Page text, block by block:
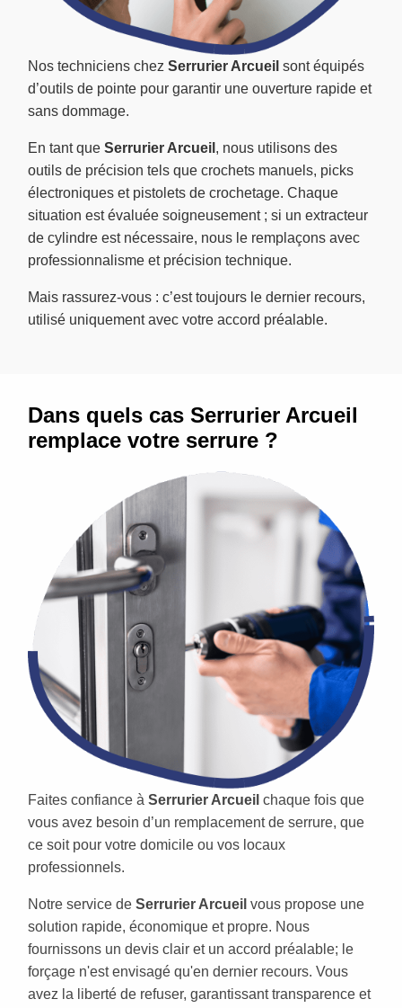
Nos techniciens chez Serrurier Arcueil sont équipés
d’outils de pointe pour garantir une ouverture rapide et
sans dommage.
En tant que Serrurier Arcueil , nous utilisons des
outils de précision tels que crochets manuels, picks
électroniques et pistolets de crochetage. Chaque
situation est évaluée soigneusement ; si un extracteur
de cylindre est nécessaire, nous le remplaçons avec
professionnalisme et précision technique.
Mais rassurez-vous : c’est toujours le dernier recours,
utilisé uniquement avec votre accord préalable.
Dans quels cas Serrurier Arcueil
remplace votre serrure ?
Faites confiance à Serrurier Arcueil chaque fois que
vous avez besoin d’un remplacement de serrure, que
ce soit pour votre domicile ou vos locaux
professionnels.
Notre service de Serrurier Arcueil vous propose une
solution rapide, économique et propre. Nous
fournissons un devis clair et un accord préalable; le
forçage n'est envisagé qu'en dernier recours. Vous
avez la liberté de refuser, garantissant transparence et